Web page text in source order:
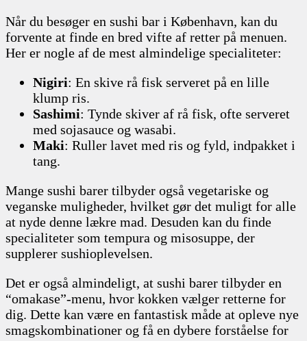
Når du besøger en sushi bar i København, kan du
forvente at finde en bred vifte af retter på menuen.
Her er nogle af de mest almindelige specialiteter:
Nigiri: En skive rå fisk serveret på en lille
klump ris.
Sashimi: Tynde skiver af rå fisk, ofte serveret
med sojasauce og wasabi.
Maki: Ruller lavet med ris og fyld, indpakket i
tang.
Mange sushi barer tilbyder også vegetariske og
veganske muligheder, hvilket gør det muligt for alle
at nyde denne lækre mad. Desuden kan du finde
specialiteter som tempura og misosuppe, der
supplerer sushioplevelsen.
Det er også almindeligt, at sushi barer tilbyder en
“omakase”-menu, hvor kokken vælger retterne for
dig. Dette kan være en fantastisk måde at opleve nye
smagskombinationer og få en dybere forståelse for